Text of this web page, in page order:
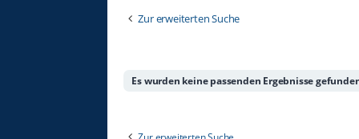
Zur erweiterten Suche
Es wurden keine passenden Ergebnisse